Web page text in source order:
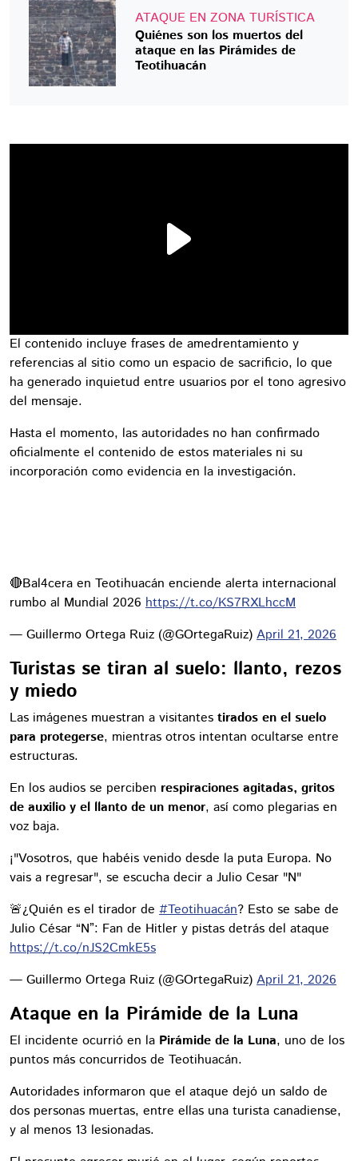
ATAQUE EN ZONA TURÍSTICA
Quiénes son los muertos del
ataque en las Pirámides de
Teotihuacán
El contenido incluye frases de amedrentamiento y
referencias al sitio como un espacio de sacrificio, lo que
ha generado inquietud entre usuarios por el tono agresivo
del mensaje.
Hasta el momento, las autoridades no han confirmado
oficialmente el contenido de estos materiales ni su
incorporación como evidencia en la investigación.
🔴Bal4cera en Teotihuacán enciende alerta internacional
rumbo al Mundial 2026 https://t.co/KS7RXLhccM
— Guillermo Ortega Ruiz (@GOrtegaRuiz) April 21, 2026
Turistas se tiran al suelo: llanto, rezos
y miedo
Las imágenes muestran a visitantes tirados en el suelo
para protegerse, mientras otros intentan ocultarse entre
estructuras.
En los audios se perciben respiraciones agitadas, gritos
de auxilio y el llanto de un menor, así como plegarias en
voz baja.
¡"Vosotros, que habéis venido desde la puta Europa. No
vais a regresar", se escucha decir a Julio Cesar "N"
🚨¿Quién es el tirador de #Teotihuacán? Esto se sabe de
Julio César “N”: Fan de Hitler y pistas detrás del ataque
https://t.co/nJS2CmkE5s
— Guillermo Ortega Ruiz (@GOrtegaRuiz) April 21, 2026
Ataque en la Pirámide de la Luna
El incidente ocurrió en la Pirámide de la Luna, uno de los
puntos más concurridos de Teotihuacán.
Autoridades informaron que el ataque dejó un saldo de
dos personas muertas, entre ellas una turista canadiense,
y al menos 13 lesionadas.